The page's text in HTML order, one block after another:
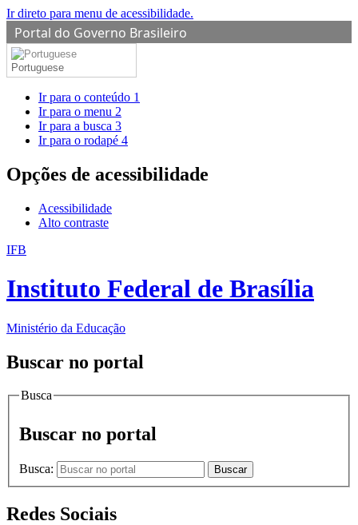
Ir direto para menu de acessibilidade.
Portal do Governo Brasileiro
Portuguese
Ir para o conteúdo 1
Ir para o menu 2
Ir para a busca 3
Ir para o rodapé 4
Opções de acessibilidade
Acessibilidade
Alto contraste
IFB
Instituto Federal de Brasília
Ministério da Educação
Buscar no portal
Busca
Buscar no portal
Busca: Buscar
Redes Sociais